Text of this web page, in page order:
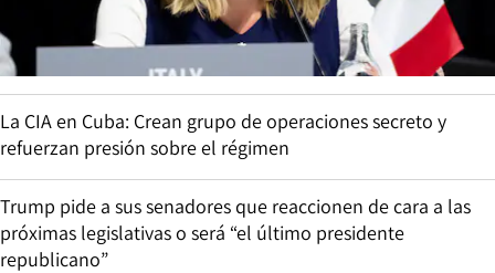
La CIA en Cuba: Crean grupo de operaciones secreto y
refuerzan presión sobre el régimen
Trump pide a sus senadores que reaccionen de cara a las
próximas legislativas o será “el último presidente
republicano”